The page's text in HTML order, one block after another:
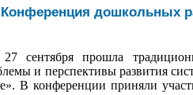
Конференция дошкольных
27 сентября прошла
и перспективы развития
В конференции приняли